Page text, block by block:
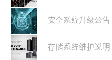
安全系统升级公告
存储系统维护说明